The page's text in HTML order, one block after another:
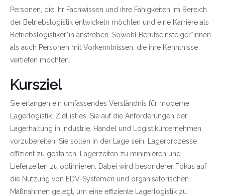
Personen, die ihr Fachwissen und ihre Fähigkeiten im Bereich
der Betriebslogistik entwickeln möchten und eine Karriere als
Betriebslogistiker*in anstreben. Sowohl Berufseinsteiger*innen
als auch Personen mit Vorkenntnissen, die ihre Kenntnisse
vertiefen möchten.
Kursziel
Sie erlangen ein umfassendes Verständnis für moderne
Lagerlogistik. Ziel ist es, Sie auf die Anforderungen der
Lagerhaltung in Industrie, Handel und Logistikunternehmen
vorzubereiten. Sie sollen in der Lage sein, Lagerprozesse
effizient zu gestalten, Lagerzeiten zu minimieren und
Lieferzeiten zu optimieren. Dabei wird besonderer Fokus auf
die Nutzung von EDV-Systemen und organisatorischen
Maßnahmen gelegt, um eine effiziente Lagerlogistik zu